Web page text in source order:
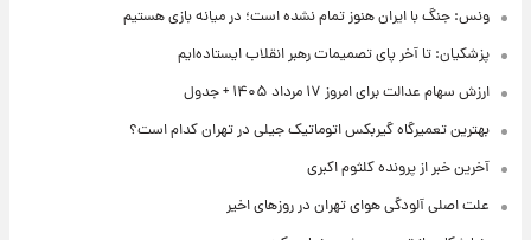
ونس: جنگ با ایران هنوز تمام نشده است؛ در میانه بازی هستیم
پزشکیان: تا آخر پای تصمیمات رهبر انقلاب ایستاده‌ایم
ارزش سهام عدالت برای امروز ۱۷ مرداد ۱۴۰۵ + جدول
بهترین تعمیرگاه گیربکس اتوماتیک جیلی در تهران کدام است؟
آخرین خبر از پرونده کلثوم اکبری
علت اصلی آلودگی هوای تهران در روزهای اخیر